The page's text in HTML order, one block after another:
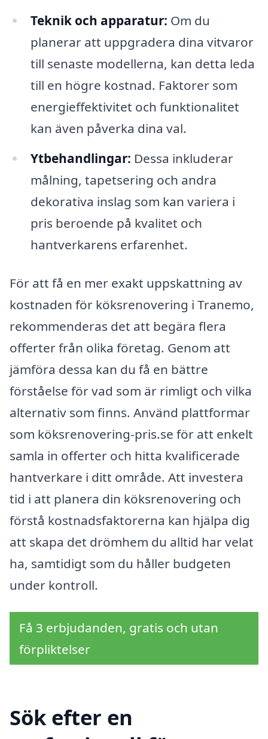
Teknik och apparatur: Om du
planerar att uppgradera dina vitvaror
till senaste modellerna, kan detta leda
till en högre kostnad. Faktorer som
energieffektivitet och funktionalitet
kan även påverka dina val.
Ytbehandlingar: Dessa inkluderar
målning, tapetsering och andra
dekorativa inslag som kan variera i
pris beroende på kvalitet och
hantverkarens erfarenhet.
För att få en mer exakt uppskattning av
kostnaden för köksrenovering i Tranemo,
rekommenderas det att begära flera
offerter från olika företag. Genom att
jämföra dessa kan du få en bättre
förståelse för vad som är rimligt och vilka
alternativ som finns. Använd plattformar
som köksrenovering-pris.se för att enkelt
samla in offerter och hitta kvalificerade
hantverkare i ditt område. Att investera
tid i att planera din köksrenovering och
förstå kostnadsfaktorerna kan hjälpa dig
att skapa det drömhem du alltid har velat
ha, samtidigt som du håller budgeten
under kontroll.
Få 3 erbjudanden, gratis och utan
förpliktelser
Sök efter en